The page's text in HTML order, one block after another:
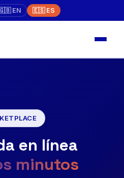
EN 🇪🇸 ES
en línea
minutos